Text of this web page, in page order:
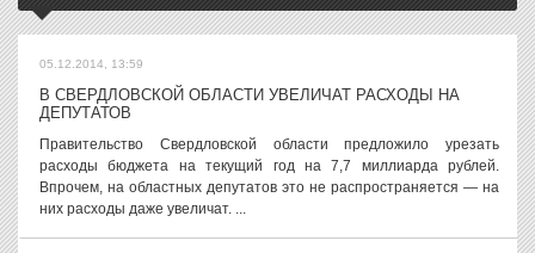
05.12.2014, 13:59
В СВЕРДЛОВСКОЙ ОБЛАСТИ УВЕЛИЧАТ РАСХОДЫ НА
ДЕПУТАТОВ
Правительство Свердловской области предложило урезать
расходы бюджета на текущий год на 7,7 миллиарда рублей.
Впрочем, на областных депутатов это не распространяется — на
них расходы даже увеличат. ...